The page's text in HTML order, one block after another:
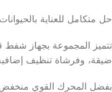
حل متكامل للعناية
تتميز المجموعة بجهاز شفط
ضيقة، وفرشاة تنظيف